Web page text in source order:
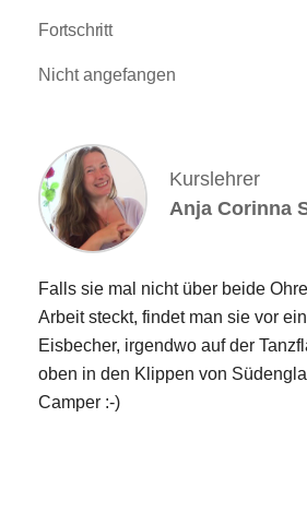
Fortschritt
Nicht angefangen
Kurslehrer
Anja Corinna
Falls sie mal nicht über beide
Arbeit steckt, findet man sie vor
Eisbecher, irgendwo auf der
oben in den Klippen von
Camper :-)